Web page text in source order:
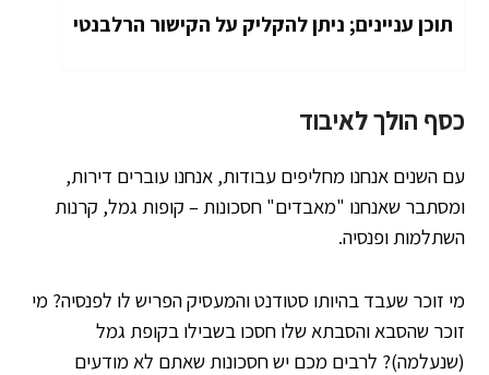
תוכן עניינים; ניתן להקליק על הקישור הרלבנטי
כסף הולך לאיבוד
עם השנים אנחנו מחליפים עבודות, אנחנו עוברים דירות,
ומסתבר שאנחנו "מאבדים" חסכונות – קופות גמל, קרנות
השתלמות ופנסיה.
מי זוכר שעבד בהיותו סטודנט והמעסיק הפריש לו לפנסיה? מי
זוכר שהסבא והסבתא שלו חסכו בשבילו בקופת גמל
(שנעלמה)? לרבים מכם יש חסכונות שאתם לא מודעים